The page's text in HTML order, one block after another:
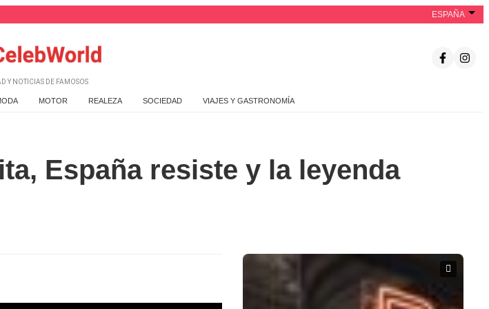
ESPAÑA
Y NOTICIAS DE FAMOSOS
MOTOR REALEZA SOCIEDAD VIAJES Y GASTRONOMÍA
España resiste y la leyenda